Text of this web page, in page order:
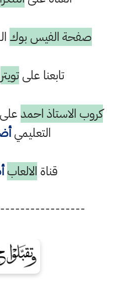
صفحة الفيس بوك
تابعنا علىتويتر
كروب الاستاذ احمد
التعليمي
قناة الالعاب